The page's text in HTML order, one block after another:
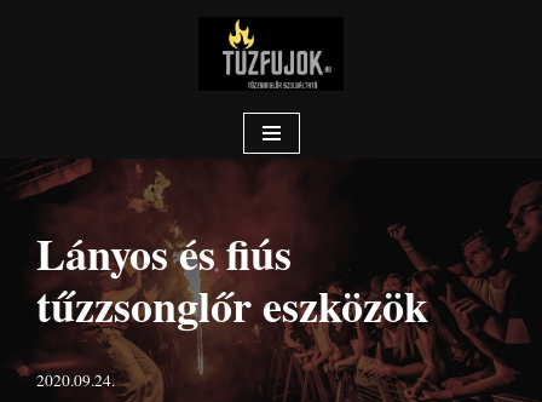
Lányos és fiús
tűzzsonglőr eszközök
2020.09.24.